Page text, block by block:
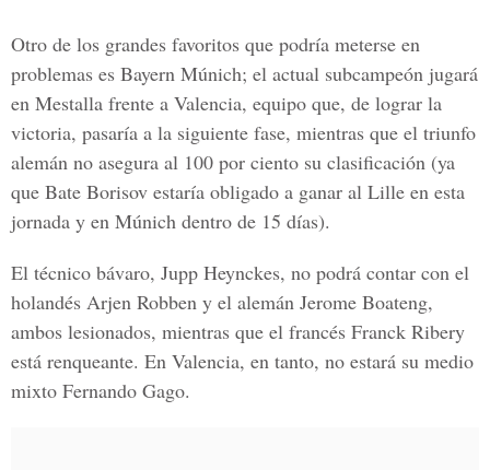
Otro de los grandes favoritos que podría meterse en
problemas es Bayern Múnich; el actual subcampeón jugará
en Mestalla frente a Valencia, equipo que, de lograr la
victoria, pasaría a la siguiente fase, mientras que el triunfo
alemán no asegura al 100 por ciento su clasificación (ya
que Bate Borisov estaría obligado a ganar al Lille en esta
jornada y en Múnich dentro de 15 días).
El técnico bávaro, Jupp Heynckes, no podrá contar con el
holandés Arjen Robben y el alemán Jerome Boateng,
ambos lesionados, mientras que el francés Franck Ribery
está renqueante. En Valencia, en tanto, no estará su medio
mixto Fernando Gago.